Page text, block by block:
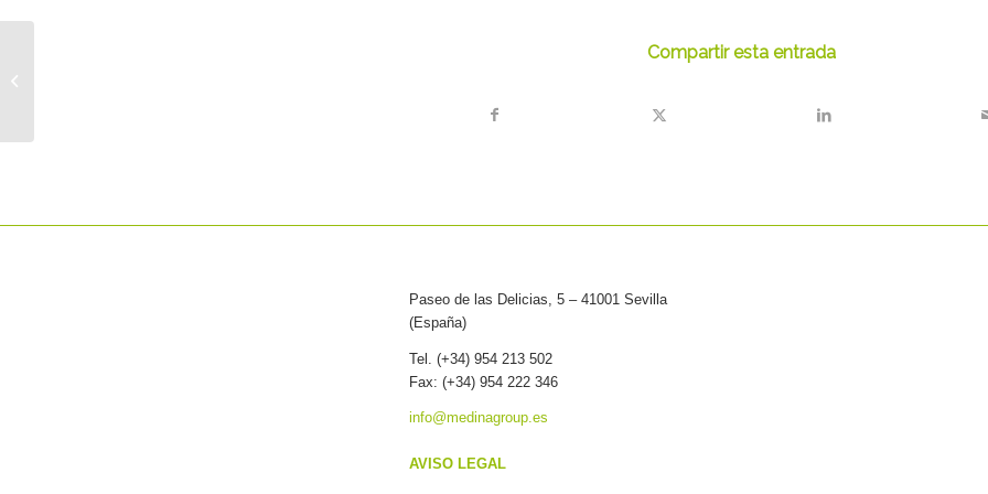
Compartir esta entrada
Paseo de las Delicias, 5 – 41001 Sevilla
(España)
Tel. (+34) 954 213 502
Fax: (+34) 954 222 346
info@medinagroup.es
AVISO LEGAL